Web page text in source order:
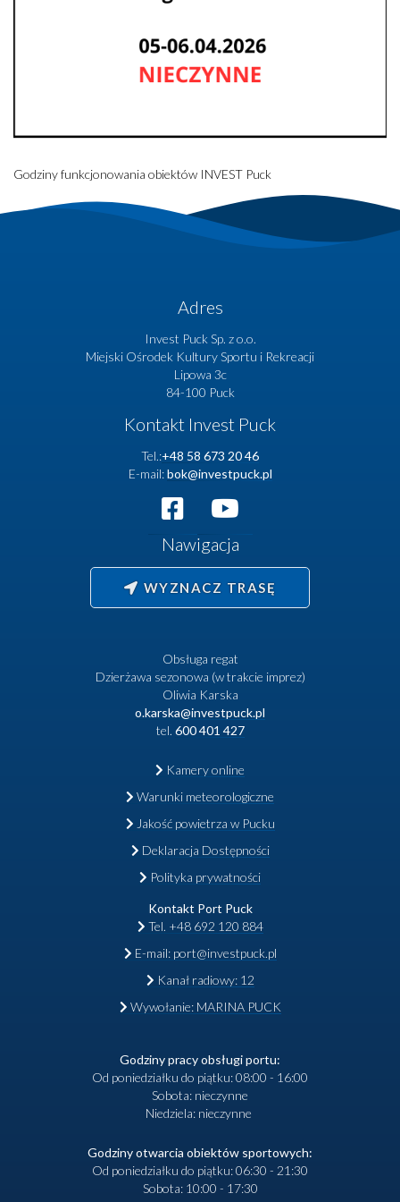
Godziny funkcjonowania obiektów INVEST Puck
Adres
Invest Puck Sp. z o.o.
Miejski Ośrodek Kultury Sportu i Rekreacji
Lipowa 3c
84-100 Puck
Kontakt Invest Puck
Tel.:+48 58 673 20 46
E-mail:bok@investpuck.pl
Nawigacja
WYZNACZ TRASĘ
Obsługa regat
Dzierżawa sezonowa (w trakcie imprez)
Oliwia Karska
o.karska@investpuck.pl
tel. 600 401 427
Kamery online
Warunki meteorologiczne
Jakość powietrza w Pucku
Deklaracja Dostępności
Polityka prywatności
Kontakt Port Puck
Tel. +48 692 120 884
E-mail: port@investpuck.pl
Kanał radiowy: 12
Wywołanie: MARINA PUCK
Godziny pracy obsługi portu:
Od poniedziałku do piątku: 08:00 - 16:00
Sobota: nieczynne
Niedziela: nieczynne
Godziny otwarcia obiektów sportowych:
Od poniedziałku do piątku: 06:30 - 21:30
Sobota: 10:00 - 17:30